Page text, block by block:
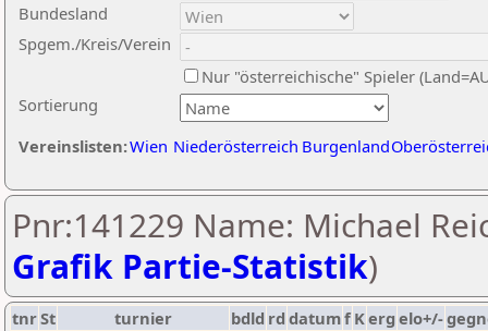
Sortierung
Bundesland
Spgem./Kreis/Verein
Nur "österreichische" Spieler
Vereinslisten:Wien Niederösterreich Burgenland
Pnr:141229 Name: Michael
Grafik Partie-Statistik)
tnrSt turnier bdld rd datumf Kerg elo+/-